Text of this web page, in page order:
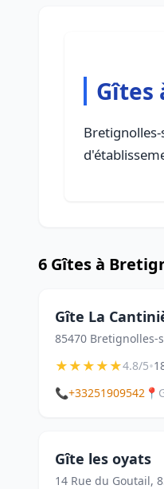
Gîtes
6 Gîtes à
Gîte La
85470 Bretignolles-
★★★★★4.8/5•
📞+33251909542 📍
Gîte les oyats
14 Rue du Goutail,